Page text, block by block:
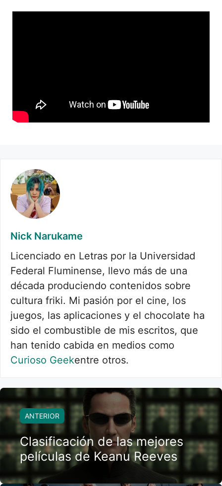
Nick Narukame
Licenciado en Letras por la Universidad
Federal Fluminense, llevo más de una
década produciendo contenidos sobre
cultura friki. Mi pasión por el cine, los
juegos, las aplicaciones y el chocolate ha
sido el combustible de mis escritos, que
han tenido cabida en medios como
Curioso Geekentre otros.
ANTERIOR
Clasificación de las mejores
películas de Keanu Reeves